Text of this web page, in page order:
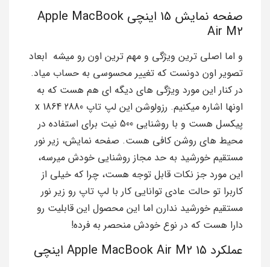
صفحه نمایش 15 اینچی Apple MacBook
Air M2
و اما اصلی ترین ویژگی و مهم ترین اون رو میشه ابعاد
تصویر اون دونست که تغییر محسوسی به حساب میاد.
در کنار این مورد ویژگی های دیگه ای هم هست که به
اونها اشاره میکنیم. رزولوشن این لپ تاپ 2880 x 1864
پیکسل هست و با روشنایی 500 نیت برای استفاده در
محیط های روشن کافی هست. صفحه نمایش، زیر نور
مستقیم خورشید به حد مجاز روشنایی خودش میرسه،
این مورد جز نکات قابل توجه هست، چرا که خیلی از
کاربرا تو حالت عادی توانایی کار با لپ تاپ رو زیر نور
مستقیم خورشید ندارن اما این محصول این قابلیت رو
دارا هست که در نوع خودش منحصر به فرده!
عملکرد Apple MacBook Air M2 15 اینچی